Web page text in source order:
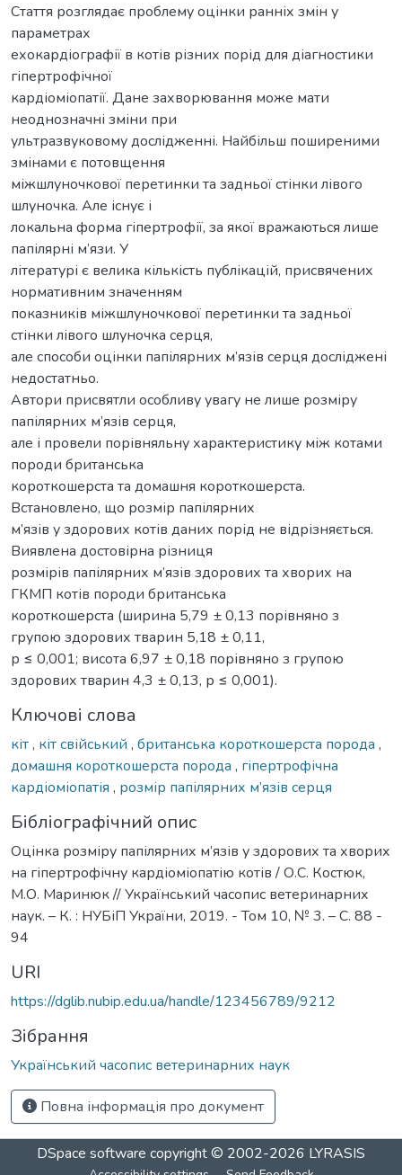
Стаття розглядає проблему оцінки ранніх змін у
параметрах
ехокардіографії в котів різних порід для діагностики
гіпертрофічної
кардіоміопатії. Дане захворювання може мати
неоднозначні зміни при
ультразвуковому дослідженні. Найбільш поширеними
змінами є потовщення
міжшлуночкової перетинки та задньої стінки лівого
шлуночка. Але існує і
локальна форма гіпертрофії, за якої вражаються лише
папілярні м’язи. У
літературі є велика кількість публікацій, присвячених
нормативним значенням
показників міжшлуночкової перетинки та задньої
стінки лівого шлуночка серця,
але способи оцінки папілярних м’язів серця досліджені
недостатньо.
Автори присвятли особливу увагу не лише розміру
папілярних м’язів серця,
але і провели порівняльну характеристику між котами
породи британська
короткошерста та домашня короткошерста.
Встановлено, що розмір папілярних
м’язів у здорових котів даних порід не відрізняється.
Виявлена достовірна різниця
розмірів папілярних м’язів здорових та хворих на
ГКМП котів породи британська
короткошерста (ширина 5,79 ± 0,13 порівняно з
групою здорових тварин 5,18 ± 0,11,
р ≤ 0,001; висота 6,97 ± 0,18 порівняно з групою
здорових тварин 4,3 ± 0,13, р ≤ 0,001).
Ключові слова
кіт, кіт свійський , британська короткошерста порода ,
домашня короткошерста порода , гіпертрофічна
кардіоміопатія , розмір папілярних м’язів серця
Бібліографічний опис
Оцінка розміру папілярних м’язів у здорових та хворих
на гіпертрофічну кардіоміопатію котів / О.С. Костюк,
М.О. Маринюк // Український часопис ветеринарних
наук. – К. : НУБіП України, 2019. - Том 10, № 3. – С. 88 -
94
URI
https://dglib.nubip.edu.ua/handle/123456789/9212
Зібрання
Український часопис ветеринарних наук
Повна інформація про документ
DSpace software copyright © 2002-2026 LYRASIS